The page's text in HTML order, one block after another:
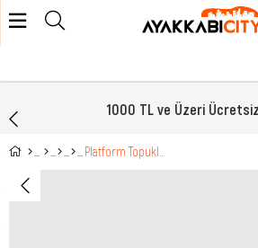
1000 TL ve Üzeri